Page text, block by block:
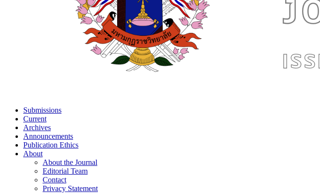
Submissions
Current
Archives
Announcements
Publication Ethics
About
About the Journal
Editorial Team
Contact
Privacy Statement